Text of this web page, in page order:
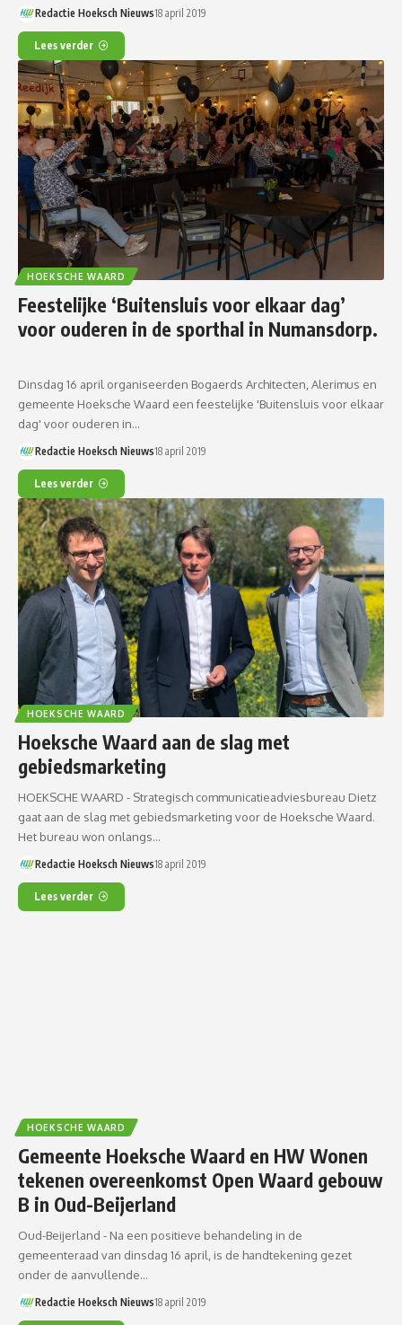
Redactie Hoeksch Nieuws18 april 2019
Lees verder
HOEKSCHE WAARD
Feestelijke ‘Buitensluis voor elkaar dag’
voor ouderen in de sporthal in Numansdorp.
Dinsdag 16 april organiseerden Bogaerds Architecten, Alerimus en
gemeente Hoeksche Waard een feestelijke 'Buitensluis voor elkaar
dag' voor ouderen in…
Redactie Hoeksch Nieuws18 april 2019
Lees verder
HOEKSCHE WAARD
Hoeksche Waard aan de slag met
gebiedsmarketing
HOEKSCHE WAARD - Strategisch communicatieadviesbureau Dietz
gaat aan de slag met gebiedsmarketing voor de Hoeksche Waard.
Het bureau won onlangs…
Redactie Hoeksch Nieuws18 april 2019
Lees verder
HOEKSCHE WAARD
Gemeente Hoeksche Waard en HW Wonen
tekenen overeenkomst Open Waard gebouw
B in Oud-Beijerland
Oud-Beijerland - Na een positieve behandeling in de
gemeenteraad van dinsdag 16 april, is de handtekening gezet
onder de aanvullende…
Redactie Hoeksch Nieuws18 april 2019